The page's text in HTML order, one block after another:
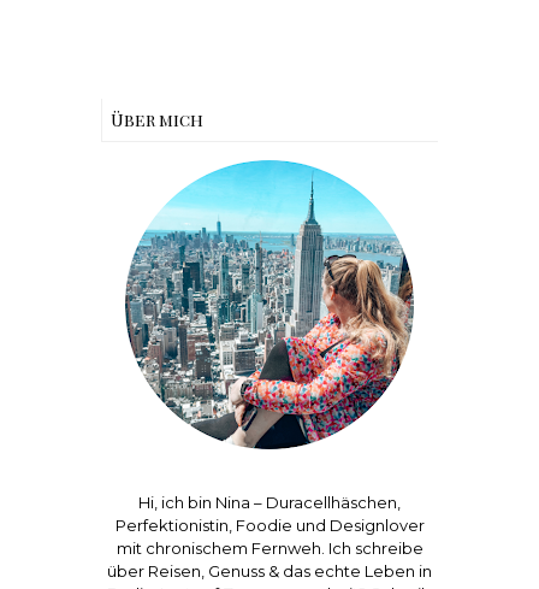
Über mich
Hi, ich bin Nina – Duracellhäschen,
Perfektionistin, Foodie und Designlover
mit chronischem Fernweh. Ich schreibe
über Reisen, Genuss & das echte Leben in